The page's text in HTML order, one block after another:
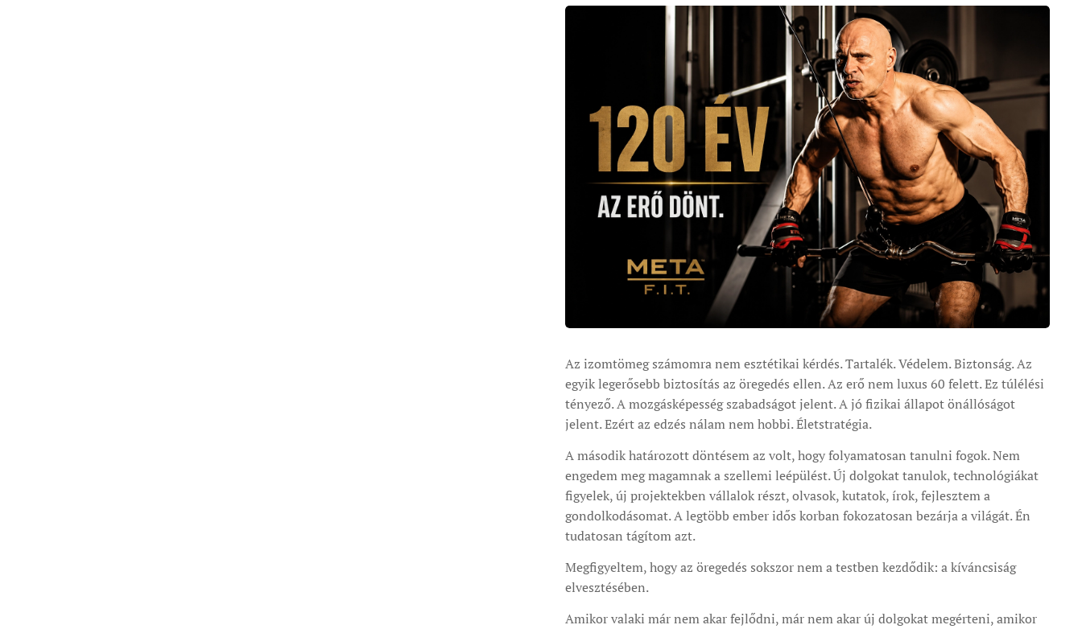
Az izomtömeg számomra nem esztétikai kérdés. Tartalék. Védelem. Biztonság. Az
egyik legerősebb biztosítás az öregedés ellen. Az erő nem luxus 60 felett. Ez túlélési
tényező. A mozgásképesség szabadságot jelent. A jó fizikai állapot önállóságot
jelent. Ezért az edzés nálam nem hobbi. Életstratégia.
A második határozott döntésem az volt, hogy folyamatosan tanulni fogok. Nem
engedem meg magamnak a szellemi leépülést. Új dolgokat tanulok, technológiákat
figyelek, új projektekben vállalok részt, olvasok, kutatok, írok, fejlesztem a
gondolkodásomat. A legtöbb ember idős korban fokozatosan bezárja a világát. Én
tudatosan tágítom azt.
Megfigyeltem, hogy az öregedés sokszor nem a testben kezdődik: a kíváncsiság
elvesztésében.
Amikor valaki már nem akar fejlődni, már nem akar új dolgokat megérteni, amikor